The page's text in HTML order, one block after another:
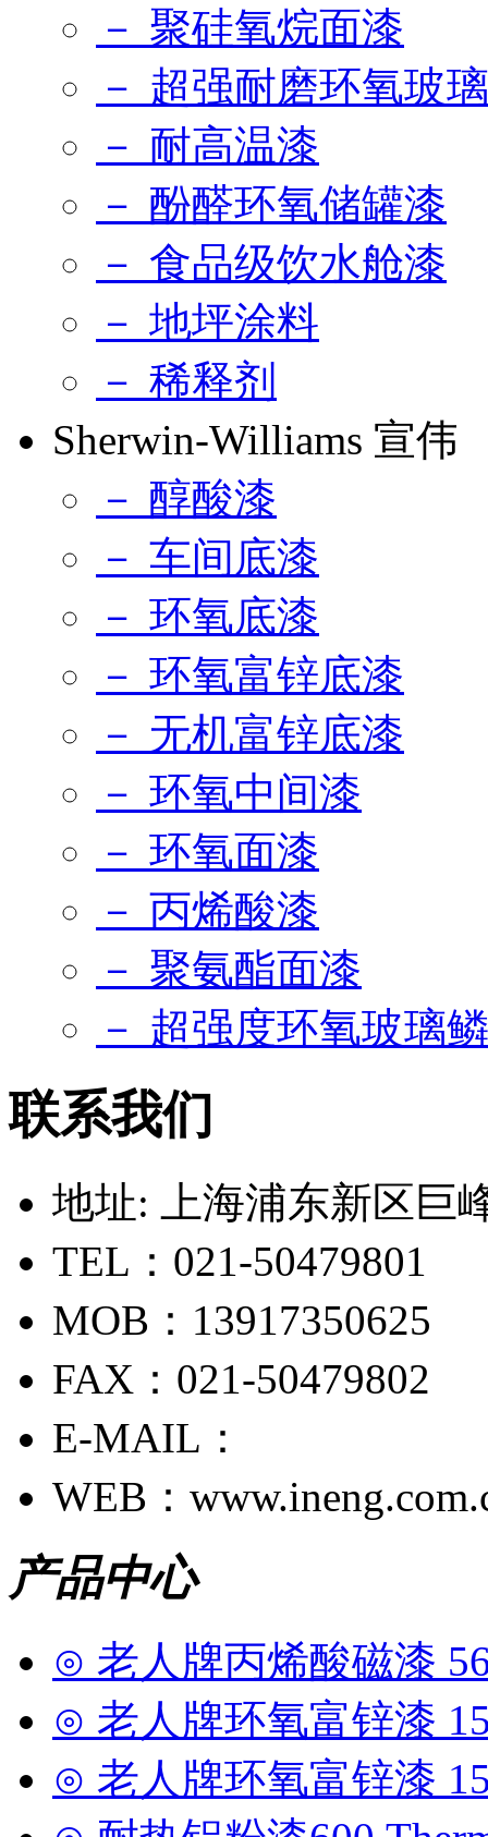
－ 聚硅氧烷面漆
－ 超强耐磨环氧玻
－ 耐高温漆
－ 酚醛环氧储罐漆
－ 食品级饮水舱漆
－ 地坪涂料
－ 稀释剂
Sherwin-Williams 宣伟
－ 醇酸漆
－ 车间底漆
－ 环氧底漆
－ 环氧富锌底漆
－ 无机富锌底漆
－ 环氧中间漆
－ 环氧面漆
－ 丙烯酸漆
－ 聚氨酯面漆
－ 超强度环氧玻璃
联系我们
地址: 上海浦东新区巨
TEL：021-50479801
MOB：13917350625
FAX：021-50479802
E-MAIL：
WEB：
产品中心
⊙ 老人牌丙烯酸磁漆
⊙ 老人牌环氧富锌漆
⊙ 老人牌环氧富锌漆